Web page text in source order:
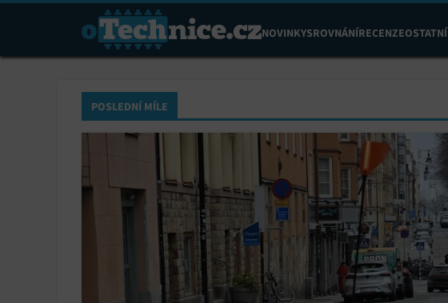
NOVINKYSROVNÁNÍRECENZEOSTATNÍ
POSLEDNÍ MÍLE